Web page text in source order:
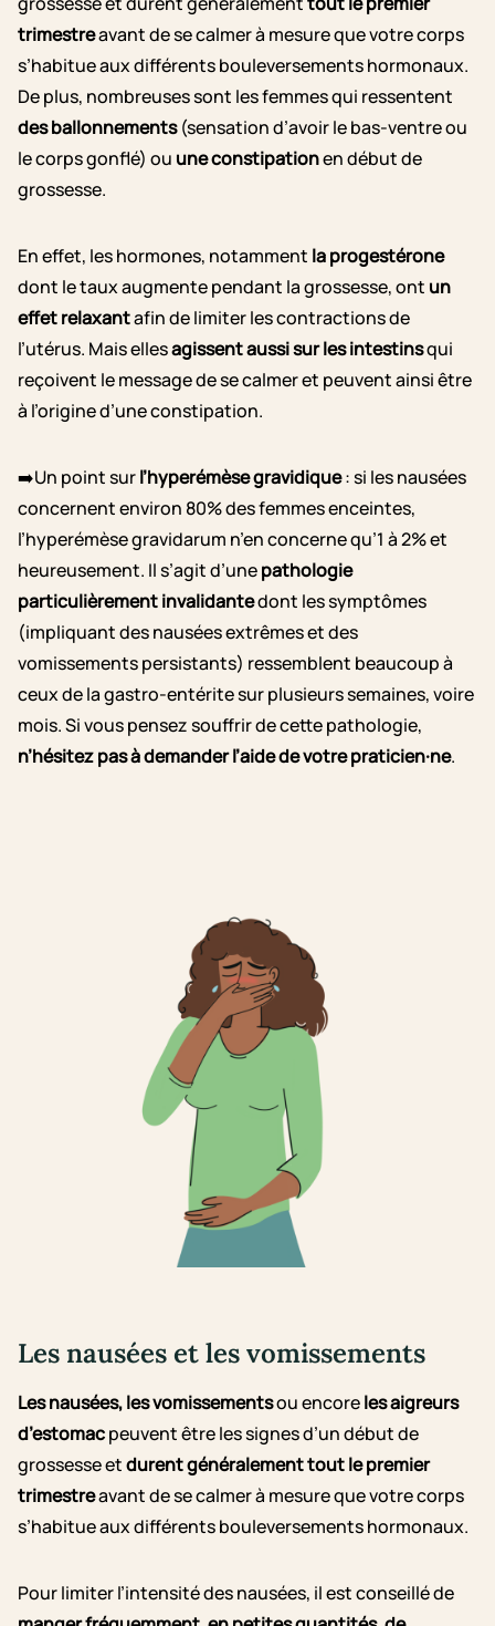
trimestreavant de se calmer à mesure que votre corps
s’habitue aux différents bouleversements hormonaux.
De plus, nombreuses sont les femmes qui ressentent
des ballonnements(sensation d’avoir le bas-ventre ou
le corps gonflé) ou une constipationen début de
grossesse.
En effet, les hormones, notamment la progestérone
dont le taux augmente pendant la grossesse, ont un
effet relaxantafin de limiter les contractions de
l’utérus. Mais ellesagissent aussi sur les intestinsqui
reçoivent le message de se calmer et peuvent ainsi être
à l’origine d’une constipation.
➡️Un point surl’hyperémèse gravidique: si les nausées
concernent environ 80% des femmes enceintes,
l’hyperémèse gravidarum n’en concerne qu’1 à 2% et
heureusement. Il s’agit d’unepathologie
particulièrement invalidantedont les symptômes
(impliquant des nausées extrêmes et des
vomissements persistants) ressemblent beaucoup à
ceux de la gastro-entérite sur plusieurs semaines, voire
mois. Si vous pensez souffrir de cette pathologie,
n’hésitez pas à demander l’aide de votre praticien·ne.
Les nausées et les vomissements
Les nausées, les vomissementsou encoreles aigreurs
d’estomacpeuvent être les signes d’un début de
grossesse etdurent généralement tout le premier
trimestreavant de se calmer à mesure que votre corps
s’habitue aux différents bouleversements hormonaux.
Pour limiter l’intensité des nausées, il est conseillé de